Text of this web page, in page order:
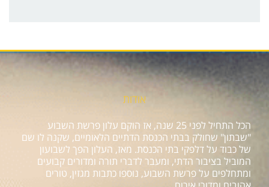
אודות
הכל התחיל לפני 25 שנה, אז הוקם עלון פרשת השבוע
"שבתון" שחולק בבתי הכנסת הדתיים הלאומיים, שקנה לו שם
של כבוד על דלפקי בתי הכנסת. מאז, העלון הפך לשבועון
המוביל בציבור הדתי, ומעבר לדברי תורה ומדורים קבועים
ומתחלפים על פרשת השבוע, נוספו כתבות מגזין, טורים